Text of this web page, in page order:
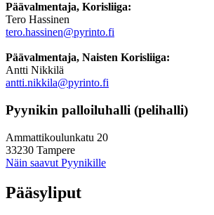
Päävalmentaja, Korisliiga:
Tero Hassinen
tero.hassinen@pyrinto.fi
Päävalmentaja, Naisten Korisliiga:
Antti Nikkilä
antti.nikkila@pyrinto.fi
Pyynikin palloiluhalli (pelihalli)
Ammattikoulunkatu 20
33230 Tampere
Näin saavut Pyynikille
Pääsyliput